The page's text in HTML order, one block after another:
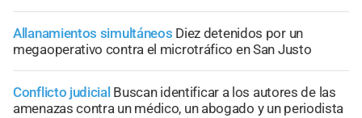
Allanamientos simultáneos Diez detenidos por un
megaoperativo contra el microtráfico en San Justo
Conflicto judicial Buscan identificar a los autores de las
amenazas contra un médico, un abogado y un periodista